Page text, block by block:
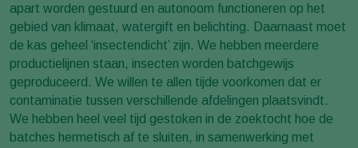
apart worden gestuurd en autonoom functioneren op het
gebied van klimaat, watergift en belichting. Daarnaast moet
de kas geheel ‘insectendicht’ zijn. We hebben meerdere
productielijnen staan, insecten worden batchgewijs
geproduceerd. We willen te allen tijde voorkomen dat er
contaminatie tussen verschillende afdelingen plaatsvindt.
We hebben heel veel tijd gestoken in de zoektocht hoe de
batches hermetisch af te sluiten, in samenwerking met